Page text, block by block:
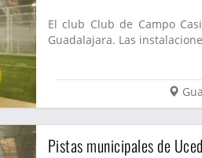
El club Club de Campo
Guadalajara. Las
Pistas municipales de